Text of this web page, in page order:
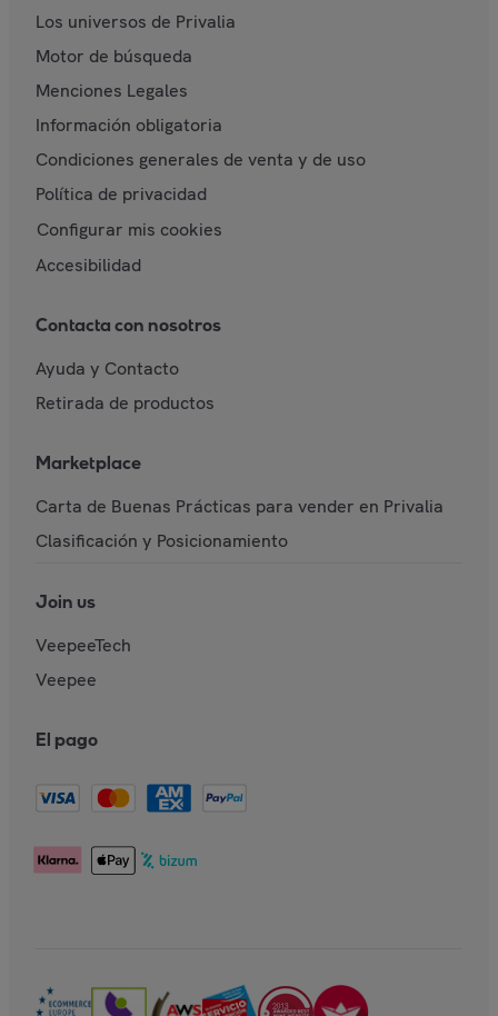
Los universos de Privalia
Motor de búsqueda
Menciones Legales
Información obligatoria
Condiciones generales de venta y de uso
Política de privacidad
Configurar mis cookies
Accesibilidad
Contacta con nosotros
Ayuda y Contacto
Retirada de productos
Marketplace
Carta de Buenas Prácticas para vender en Privalia
Clasificación y Posicionamiento
Join us
VeepeeTech
Veepee
El pago